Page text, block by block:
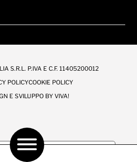
S.R.L. P.IVA E C.F. 11405200012
POLICYCOOKIE POLICY
E SVILUPPO BYVIVA!
relative alla privacy